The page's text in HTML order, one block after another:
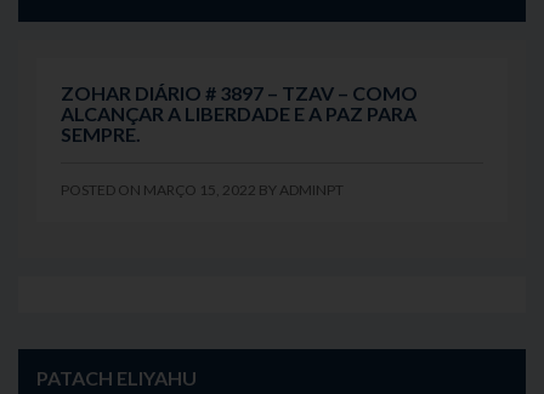
ZOHAR DIÁRIO # 3897 – TZAV – COMO
ALCANÇAR A LIBERDADE E A PAZ PARA
SEMPRE.
POSTED ON MARÇO 15, 2022 BY ADMINPT
PATACH ELIYAHU